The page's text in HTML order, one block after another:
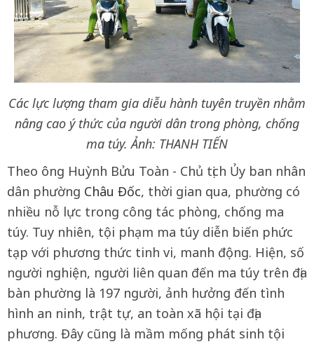
Các lực lượng tham gia diễu hành tuyên truyền nhằm
nâng cao ý thức của người dân trong phòng, chống
ma túy. Ảnh: THANH TIẾN
Theo ông Huỳnh Bửu Toàn - Chủ tịch Ủy ban nhân
dân phường Châu Đốc, thời gian qua, phường có
nhiều nỗ lực trong công tác phòng, chống ma
túy. Tuy nhiên, tội phạm ma túy diễn biến phức
tạp với phương thức tinh vi, manh động. Hiện, số
người nghiện, người liên quan đến ma túy trên địa
bàn phường là 197 người, ảnh hưởng đến tình
hình an ninh, trật tự, an toàn xã hội tại địa
phương. Đây cũng là mầm mống phát sinh tội